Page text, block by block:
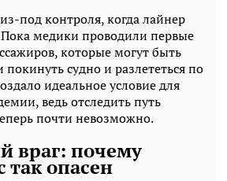
под контроля, когда лайнер
медики проводили первые
которые могут быть
судно и разлететься по
идеальное условие для
ведь отследить путь
почти невозможно.
враг: почему
так опасен